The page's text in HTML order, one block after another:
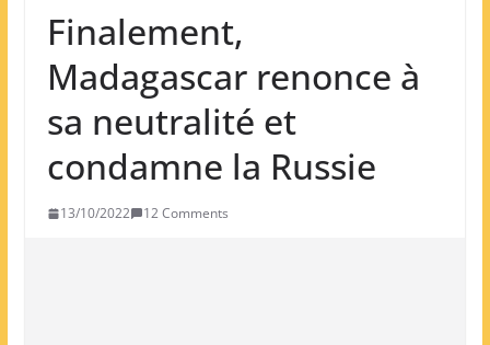
Finalement,
Madagascar renonce à
sa neutralité et
condamne la Russie
13/10/2022 12 Comments